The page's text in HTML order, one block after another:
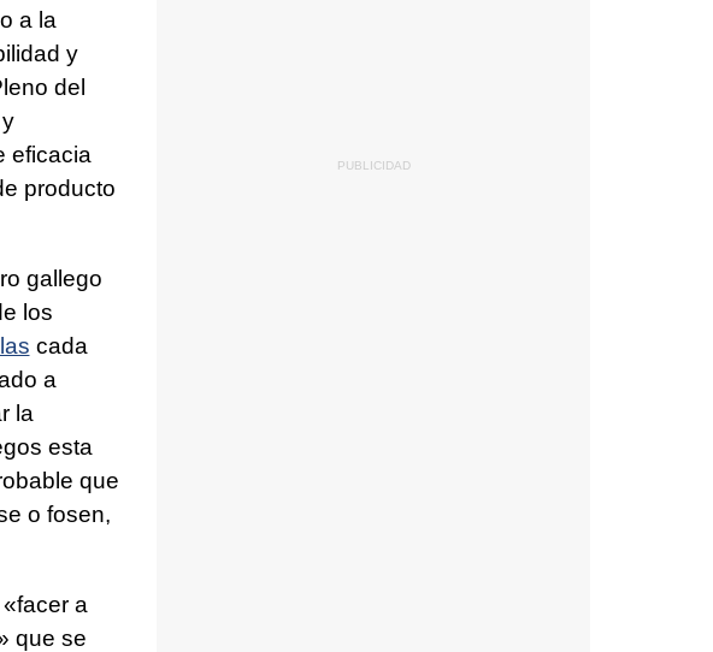
a la
y
del
y
eficacia
producto
gallego
los
cada
a
la
esta
que
o fosen,
a
que se